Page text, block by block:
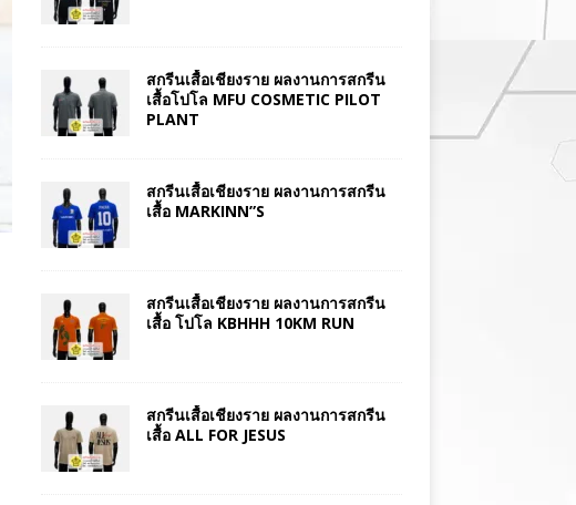
สกรีนเสื้อเชียงราย ผลงานการสกรีน
เสื้อโปโล MFU COSMETIC PILOT
PLANT
สกรีนเสื้อเชียงราย ผลงานการสกรีน
เสื้อ MARKINN”S
สกรีนเสื้อเชียงราย ผลงานการสกรีน
เสื้อ โปโล KBHHH 10KM RUN
สกรีนเสื้อเชียงราย ผลงานการสกรีน
เสื้อ ALL FOR JESUS